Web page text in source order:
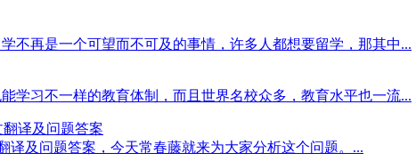
不再是一个可望而不可及的事情，许多人都想要留学，那其中...
学习不一样的教育体制，而且世界名校众多，教育水平也一流...
翻译及问题答案
译及问题答案，今天常春藤就来为大家分析这个问题。...